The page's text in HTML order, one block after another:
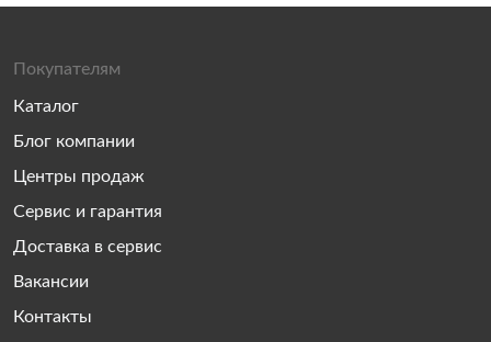
Покупателям
Каталог
Блог компании
Центры продаж
Сервис и гарантия
Доставка в сервис
Вакансии
Контакты